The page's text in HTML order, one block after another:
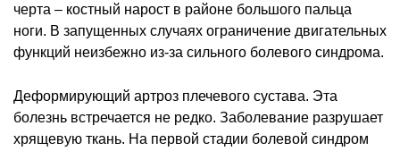
черта – костный нарост в районе большого пальца
ноги. В запущенных случаях ограничение двигательных
функций неизбежно из-за сильного болевого синдрома.
Деформирующий артроз плечевого сустава. Эта
болезнь встречается не редко. Заболевание разрушает
хрящевую ткань. На первой стадии болевой синдром